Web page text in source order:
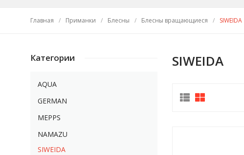
Главная / Приманки / Блесны / Блесны вращающиеся / SIWEIDA
Категории
AQUA
GERMAN
MEPPS
NAMAZU
SIWEIDA
SIWEIDA